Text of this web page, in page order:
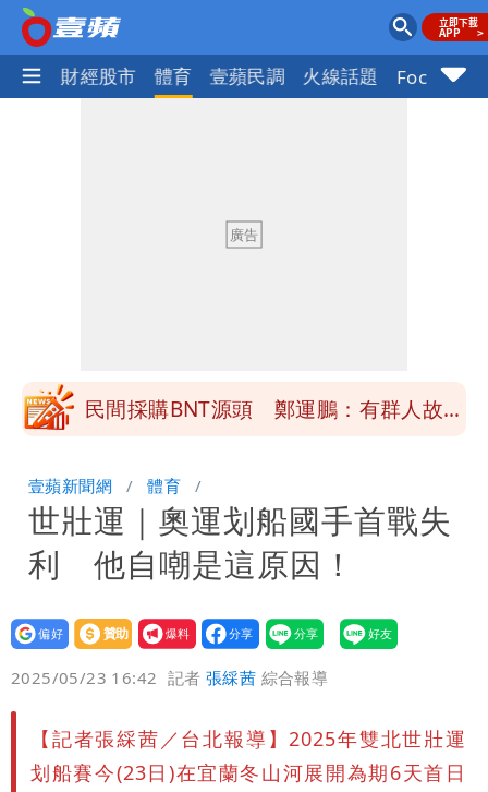
國際 財經股市 體育 壹蘋民調 火線話題 Focus+
男裁判勒令女選手「解衣」檢查
他二刷《蜘蛛人》一路劇透 周圍觀眾氣
沒水用
民間採購BNT源頭 鄭運鵬：有群人故意
男裁判勒令女選手「解衣」檢查
他二刷《蜘蛛人》一路劇透 周圍觀眾氣
炸開扁
壹蘋新聞網 體育
世壯運｜奧運划船國手首戰失
利 他自嘲是這原因！
設為
贊助
我要
爆料
2025/05/23 16:42 記者張綵茜 綜合報導
【記者張綵茜／台北報導】2025年雙北世壯運
划船賽今(23日)在宜蘭冬山河展開為期6天首日